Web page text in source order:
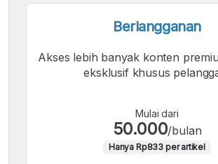
Berlangganan
Akses lebih banyak konten
eksklusif khusus
Mulai dari
50.000/bulan
Hanya Rp833 per artikel